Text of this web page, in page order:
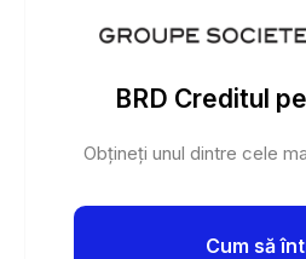
BRD Creditul
Obțineți unul dintre cele
Cum să